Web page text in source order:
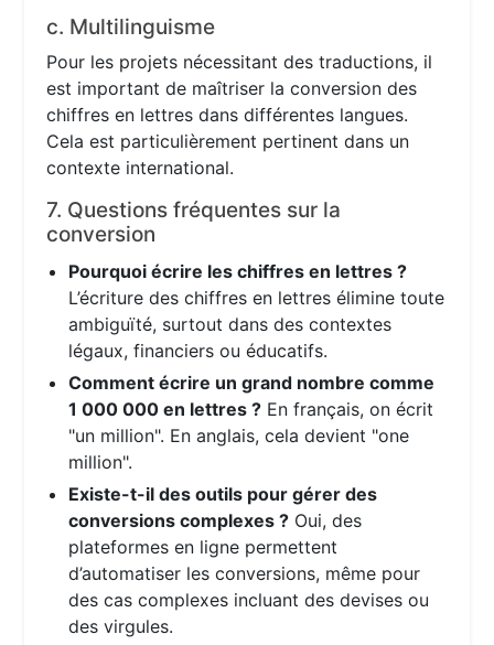
c. Multilinguisme
Pour les projets nécessitant des traductions, il
est important de maîtriser la conversion des
chiffres en lettres dans différentes langues.
Cela est particulièrement pertinent dans un
contexte international.
7. Questions fréquentes sur la
conversion
Pourquoi écrire les chiffres en lettres ?
L’écriture des chiffres en lettres élimine toute
ambiguïté, surtout dans des contextes
légaux, financiers ou éducatifs.
Comment écrire un grand nombre comme
1 000 000 en lettres ? En français, on écrit
"un million". En anglais, cela devient "one
million".
Existe-t-il des outils pour gérer des
conversions complexes ? Oui, des
plateformes en ligne permettent
d’automatiser les conversions, même pour
des cas complexes incluant des devises ou
des virgules.